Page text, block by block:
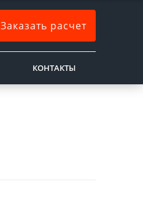
Заказать расчет
КОНТАКТЫ